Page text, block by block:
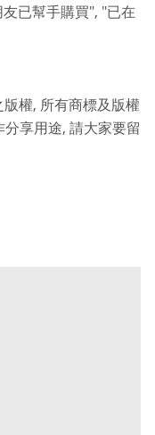
友已幫手購買", "已在
版權, 所有商標及版權
分享用途, 請大家要留